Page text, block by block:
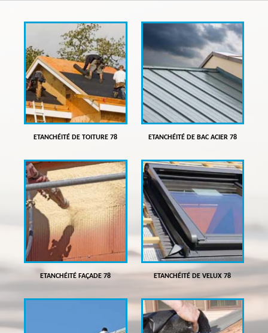
ETANCHÉITÉ DE TOITURE 78 ETANCHÉITÉ DE BAC ACIER 78
ETANCHÉITÉ FAÇADE 78 ETANCHÉITÉ DE VELUX 78